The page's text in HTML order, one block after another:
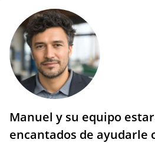
Manuel y su equipo
encantados de ayudarle